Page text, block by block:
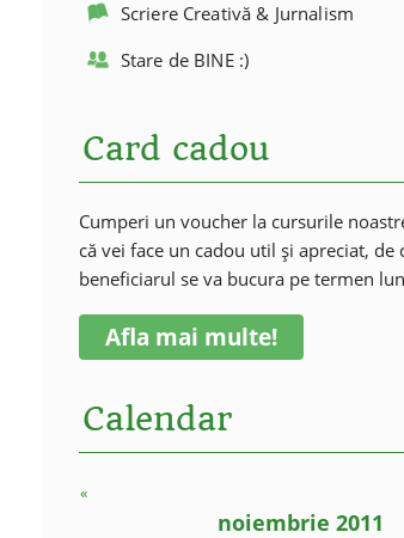
Scriere Creativă & Jurnalism
Stare de BINE :)
Card cadou
Cumperi un voucher la cursurile
că vei face un cadou util și apreciat, de
beneficiarul se va bucura pe termen
Afla mai multe!
Calendar
«
noiembrie 2011